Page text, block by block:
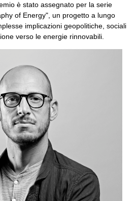
è stato assegnato per la serie
of Energy", un progetto a lungo
implicazioni geopolitiche, sociali
verso le energie rinnovabili.